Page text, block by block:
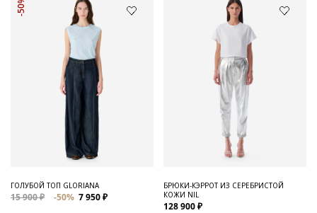
-50%
ГОЛУБОЙ ТОП GLORIANA
15 900 ₽ -50% 7 950 ₽
БРЮКИ-КЭРРОТ ИЗ СЕРЕБРИСТОЙ
КОЖИ NIL
128 900 ₽